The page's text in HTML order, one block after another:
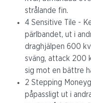
strålande fin.
4 Sensitive Tile -
pärlbandet, ut i
draghjälpen 600
sväng, attack 200
sig mot en bättre
2 Stepping
påpassligt ut i